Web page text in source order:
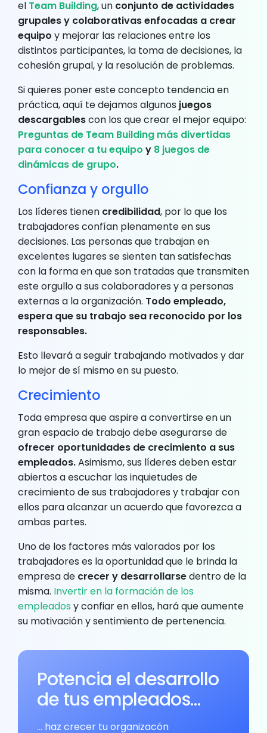
el Team Building, un conjunto de actividades
grupales y colaborativas enfocadas a crear
equipo y mejorar las relaciones entre los
distintos participantes, la toma de decisiones, la
cohesión grupal, y la resolución de problemas.
Si quieres poner este concepto tendencia en
práctica, aquí te dejamos algunos juegos
descargablescon los que crear el mejor equipo:
Preguntas de Team Building más divertidas
para conocer a tu equipo y 8 juegos de
dinámicas de grupo.
Confianza y orgullo
Los líderes tienen credibilidad, por lo que los
trabajadores confían plenamente en sus
decisiones. Las personas que trabajan en
excelentes lugares se sienten tan satisfechas
con la forma en que son tratadas que transmiten
este orgullo a sus colaboradores y a personas
externas a la organización. Todo empleado,
espera que su trabajo sea reconocido por los
responsables.
Esto llevará a seguir trabajando motivados y dar
lo mejor de sí mismo en su puesto.
Crecimiento
Toda empresa que aspire a convertirse en un
gran espacio de trabajo debe asegurarse de
ofrecer oportunidades de crecimiento a sus
empleados.Asimismo, sus líderes deben estar
abiertos a escuchar las inquietudes de
crecimiento de sus trabajadores y trabajar con
ellos para alcanzar un acuerdo que favorezca a
ambas partes.
Uno de los factores más valorados por los
trabajadores es la oportunidad que le brinda la
empresa de crecer y desarrollarsedentro de la
misma. Invertir en la formación de los
empleados y confiar en ellos, hará que aumente
su motivación y sentimiento de pertenencia.
Potencia el desarrollo
de tus empleados…
… haz crecer tu organizacón